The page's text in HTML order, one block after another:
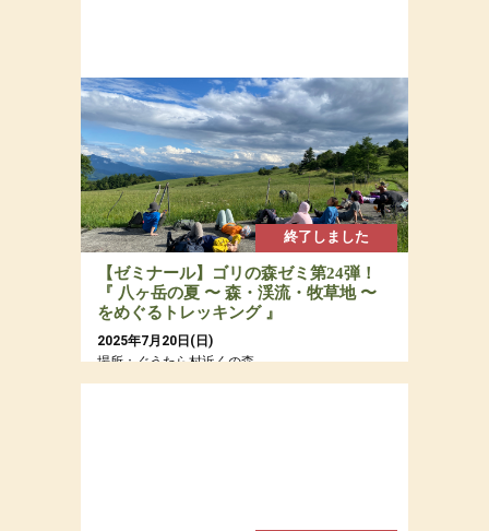
終了しました
【ゼミナール】ゴリの森ゼミ第24弾！
『 八ヶ岳の夏 〜 森・渓流・牧草地 〜
をめぐるトレッキング 』
2025年7月20日(日)
場所：ぐうたら村近くの森
参加費：参加費：年会員8,000円（若者応援プロ